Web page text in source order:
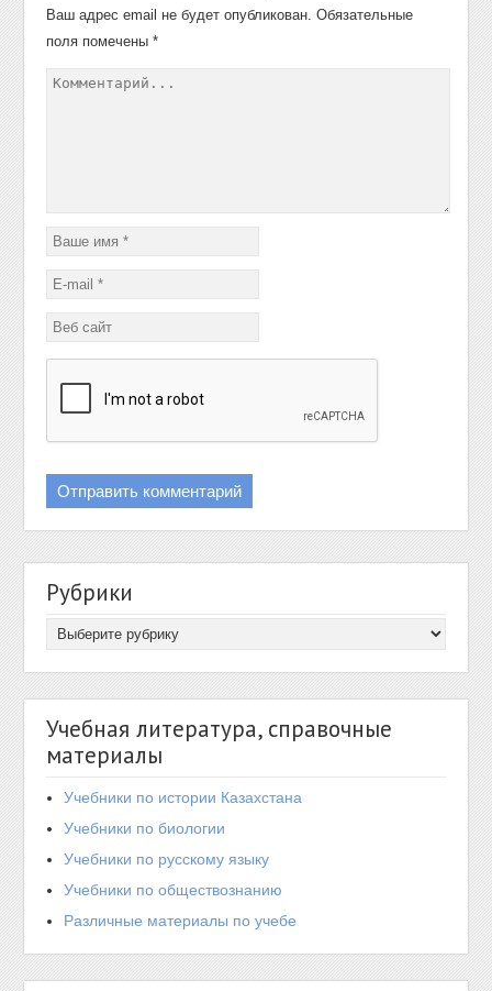
Ваш адрес email не будет опубликован. Обязательные
поля помечены*
Рубрики
Учебная литература, справочные
материалы
Учебники по истории Казахстана
Учебники по биологии
Учебники по русскому языку
Учебники по обществознанию
Различные материалы по учебе